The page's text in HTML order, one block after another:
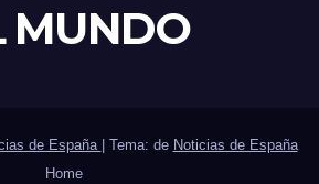
MUNDO
de España Tema: de Noticias de España
Home